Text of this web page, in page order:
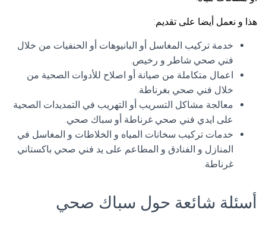
هذا و نعمل أيضا على تقديم:
خدمة تركيب المغاسل أو البانيوهات أو الحنفيات من خلال
فني صحي شاطر و رخيص.
اعمال متكاملة من صيانة أو اصلاح للأدوات الصحية من
خلال فني صحي بغرناطة.
معالجة مشاكل التسريب أو التهريب في التمديدات الصحية
على ايدي فني صحي غرناطة أو سباك صحي.
خدمات تركيب سخانات المياه و الخلاطات و المغاسل في
المنازل و الفنادق و المطاعم على يد فني صحي باكستاني
غرناطة.
أسئلة شائعة حول سباك صحي